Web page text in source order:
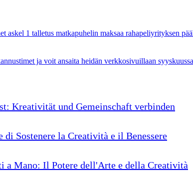
askel 1 talletus matkapuhelin maksaa rahapeliyrityksen
ja voit ansaita heidän verkkosivuillaan
Kreativität und Gemeinschaft verbinden
Sostenere la Creatività e il Benessere
a Mano: Il Potere dell'Arte e della Creatività